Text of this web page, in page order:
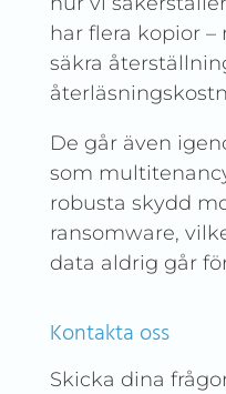
har flera kopior –
säkra
De går även
som
robusta skydd
ransomware,
data aldrig går
Kontakta oss
Skicka dina